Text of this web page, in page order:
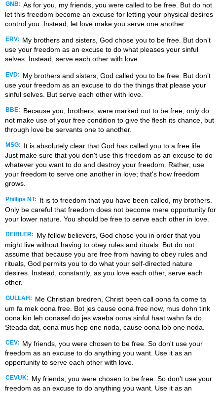
GNB: As for you, my friends, you were called to be free. But do not
let this freedom become an excuse for letting your physical desires
control you. Instead, let love make you serve one another.
ERV:
My brothers and sisters, God chose you to be free. But don’t
use your freedom as an excuse to do what pleases your sinful
selves. Instead, serve each other with love.
EVD:
My brothers and sisters, God called you to be free. But don’t
use your freedom as an excuse to do the things that please your
sinful selves. But serve each other with love.
BBE:
Because you, brothers, were marked out to be free; only do
not make use of your free condition to give the flesh its chance, but
through love be servants one to another.
MSG:
It is absolutely clear that God has called you to a free life.
Just make sure that you don't use this freedom as an excuse to do
whatever you want to do and destroy your freedom. Rather, use
your freedom to serve one another in love; that's how freedom
grows.
Phillips NT:
It is to freedom that you have been called, my brothers.
Only be careful that freedom does not become mere opportunity for
your lower nature. You should be free to serve each other in love.
DEIBLER:
My fellow believers, God chose you in order that you
might live without having to obey rules and rituals. But do not
assume that because you are free from having to obey rules and
rituals, God permits you to do what your self-directed nature
desires. Instead, constantly, as you love each other, serve each
other.
GULLAH:
Me Christian bredren, Christ been call oona fa come ta
um fa mek oona free. Bot jes cause oona free now, mus dohn tink
oona kin leh oonasef do jes waeba oona sinful haat wahn fa do.
Steada dat, oona mus hep one noda, cause oona lob one noda.
CEV:
My friends, you were chosen to be free. So don't use your
freedom as an excuse to do anything you want. Use it as an
opportunity to serve each other with love.
CEVUK:
My friends, you were chosen to be free. So don't use your
freedom as an excuse to do anything you want. Use it as an